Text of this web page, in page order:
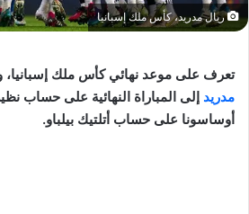
ريال مدريد، كأس ملك إسبانيا
تعرف على موعد نهائي كأس ملك إسبانيا،
مدريد إلى المباراة النهائية على حساب
أوساسونا على حساب أتلتيك بيلباو.